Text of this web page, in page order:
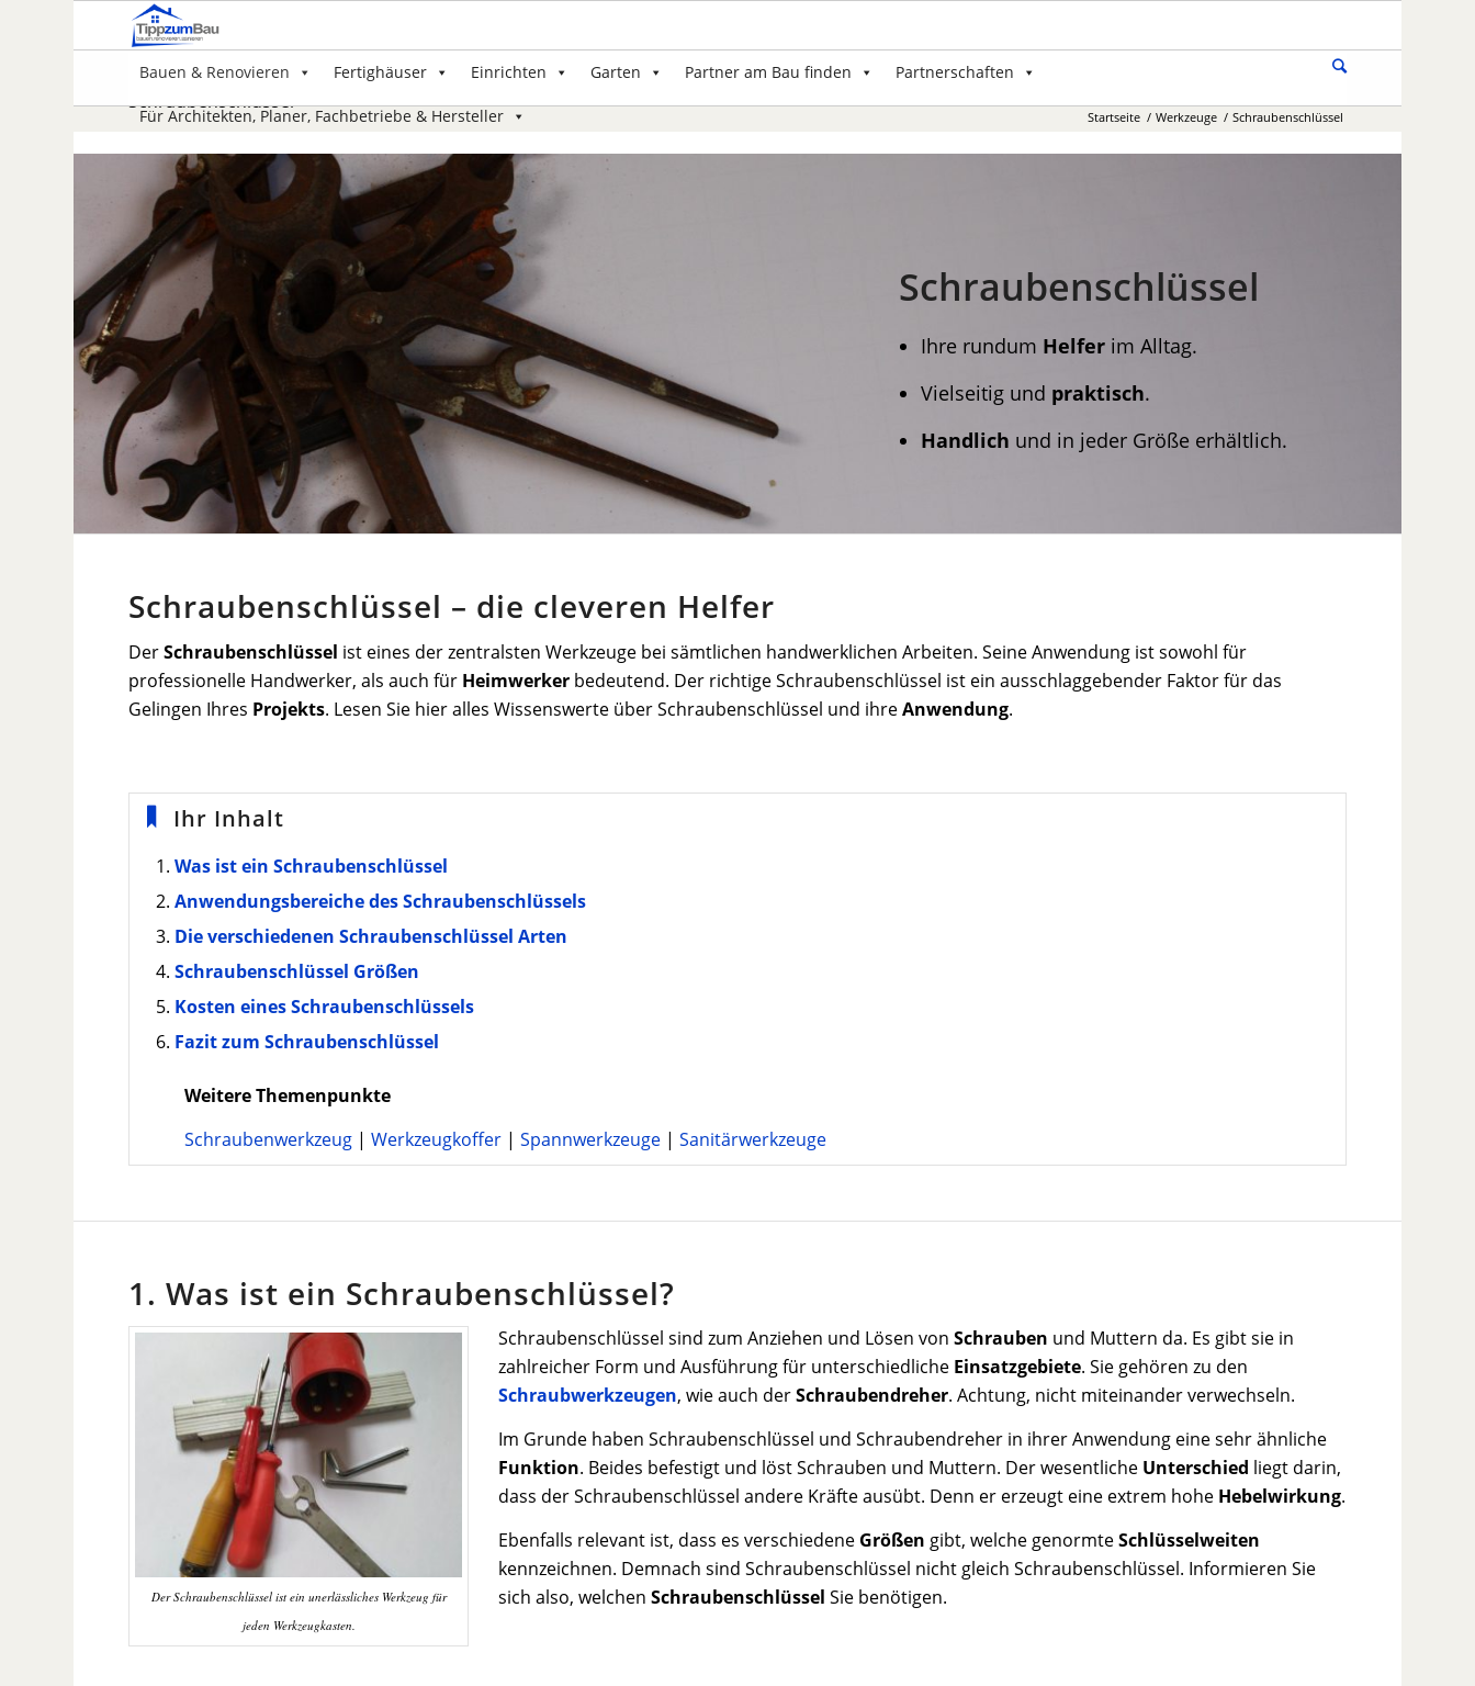
Bauen & Renovieren Fertighäuser Einrichten Garten Partner am Bau finden Partnerschaften
Für Architekten, Planer, Fachbetriebe & Hersteller
Schraubenschlüssel
Startseite / Werkzeuge / Schraubenschlüssel
Schraubenschlüssel
Ihre rundum Helferim Alltag.
Vielseitig und praktisch.
Handlich und in jeder Größe erhältlich.
Schraubenschlüssel – die cleveren Helfer
DerSchraubenschlüssel ist eines der zentralsten Werkzeuge bei sämtlichen handwerklichen Arbeiten. Seine Anwendung ist sowohl für
professionelle Handwerker, als auch für Heimwerker bedeutend. Der richtige Schraubenschlüssel ist ein ausschlaggebender Faktor für das
Gelingen Ihres Projekts. Lesen Sie hier alles Wissenswerte über Schraubenschlüssel und ihreAnwendung.
Ihr Inhalt
Was ist ein Schraubenschlüssel
Anwendungsbereiche des Schraubenschlüssels
Die verschiedenen Schraubenschlüssel Arten
Schraubenschlüssel Größen
Kosten eines Schraubenschlüssels
Fazit zum Schraubenschlüssel
Weitere Themenpunkte
Schraubenwerkzeug |Werkzeugkoffer |Spannwerkzeuge |Sanitärwerkzeuge
1. Was ist ein Schraubenschlüssel?
Der Schraubenschlüssel ist ein unerlässliches Werkzeug für
jeden Werkzeugkasten.
Schraubenschlüssel sind zum Anziehen und Lösen vonSchrauben und Muttern da. Es gibt sie in
zahlreicher Form und Ausführung für unterschiedliche Einsatzgebiete. Sie gehören zu den
Schraubwerkzeugen, wie auch derSchraubendreher. Achtung, nicht miteinander verwechseln.
Im Grunde haben Schraubenschlüssel und Schraubendreher in ihrer Anwendung eine sehr ähnliche
Funktion. Beides befestigt und löst Schrauben und Muttern. Der wesentliche Unterschied liegt darin,
dass der Schraubenschlüssel andere Kräfte ausübt. Denn er erzeugt eine extrem hohe Hebelwirkung.
Ebenfalls relevant ist, dass es verschiedene Größen gibt, welche genormteSchlüsselweiten
kennzeichnen. Demnach sind Schraubenschlüssel nicht gleich Schraubenschlüssel. Informieren Sie
sich also, welchenSchraubenschlüssel Sie benötigen.